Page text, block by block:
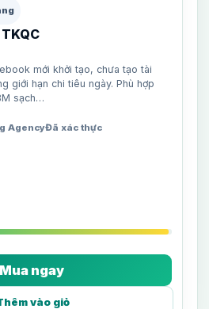
mới khởi tạo, chưa tạo tài
giới hạn chi tiêu ngày. Phù hợp
sạch…
AgencyĐã xác thực
Mua ngay
vào giỏ